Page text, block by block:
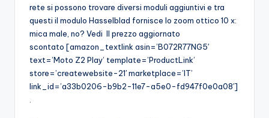
rete si possono trovare diversi moduli aggiuntivi e tra
questi il modulo Hasselblad fornisce lo zoom ottico 10 x:
mica male, no? Vedi Il prezzo aggiornato
scontato [amazon_textlink asin=’B072R77NG5′
text=’Moto Z2 Play’ template=’ProductLink’
store=’createwebsite-21′ marketplace=’IT’
link_id=’a33b0206-b9b2-11e7-a5e0-fd947f0e0a08′]
.